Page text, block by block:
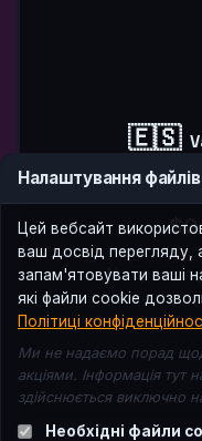
🇪🇸
No
Налаштування
Цей вебсайт
ваш досвід перегляду,
запам'ятовувати ваші
які файли cookie
Політиці
Ми не надаємо порад
акціями. Інформація тут
здійснюється виключно
Необхідні файли